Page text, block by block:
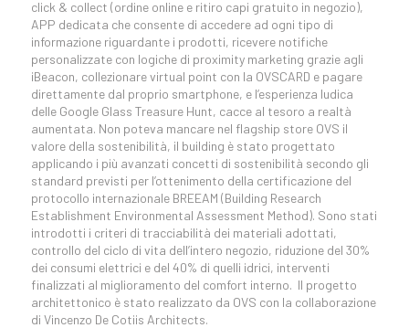
click & collect (ordine online e ritiro capi gratuito in negozio),
APP dedicata che consente di accedere ad ogni tipo di
informazione riguardante i prodotti, ricevere notifiche
personalizzate con logiche di proximity marketing grazie agli
iBeacon, collezionare virtual point con la OVSCARD e pagare
direttamente dal proprio smartphone, e l’esperienza ludica
delle Google Glass Treasure Hunt, cacce al tesoro a realtà
aumentata. Non poteva mancare nel flagship store OVS il
valore della sostenibilità, il building è stato progettato
applicando i più avanzati concetti di sostenibilità secondo gli
standard previsti per l’ottenimento della certificazione del
protocollo internazionale BREEAM (Building Research
Establishment Environmental Assessment Method). Sono stati
introdotti i criteri di tracciabilità dei materiali adottati,
controllo del ciclo di vita dell’intero negozio, riduzione del 30%
dei consumi elettrici e del 40% di quelli idrici, interventi
finalizzati al miglioramento del comfort interno. Il progetto
architettonico è stato realizzato da OVS con la collaborazione
di Vincenzo De Cotiis Architects.